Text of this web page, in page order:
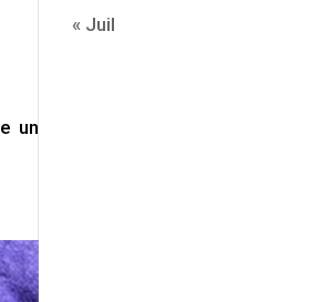
un
« Juil